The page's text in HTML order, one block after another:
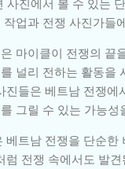
사진에서 볼 수 있는
업과 전쟁 사진가들
마이클이 전쟁의 끝
널리 전하는 활동을
진들은 베트남 전쟁
그릴 수 있는 가능성
베트남 전쟁을 단순
럼 전쟁 속에서도 발